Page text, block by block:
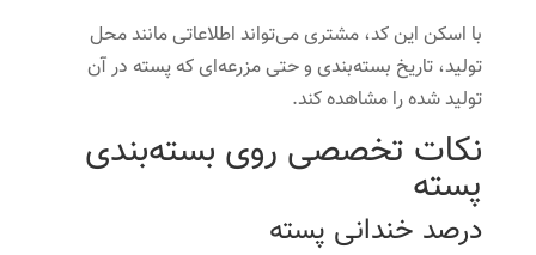
با اسکن این کد، مشتری می‌تواند اطلاعاتی مانند محل
تولید، تاریخ بسته‌بندی و حتی مزرعه‌ای که پسته در آن
تولید شده را مشاهده کند.
نکات تخصصی روی بسته‌بندی
پسته
درصد خندانی پسته